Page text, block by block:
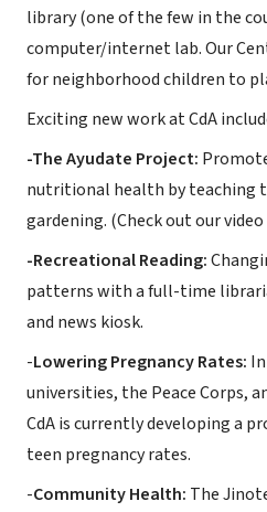
library (one of the few in the
computer/internet lab. Our
for neighborhood children to
Exciting new work at CdA
-The Ayudate Project:
nutritional health by teaching
gardening. (Check out our
-Recreational Reading:
patterns with a full-time
and news kiosk.
-Lowering Pregnancy Rates:
universities, the Peace Corps,
CdA is currently developing a
teen pregnancy rates.
-Community Health: The